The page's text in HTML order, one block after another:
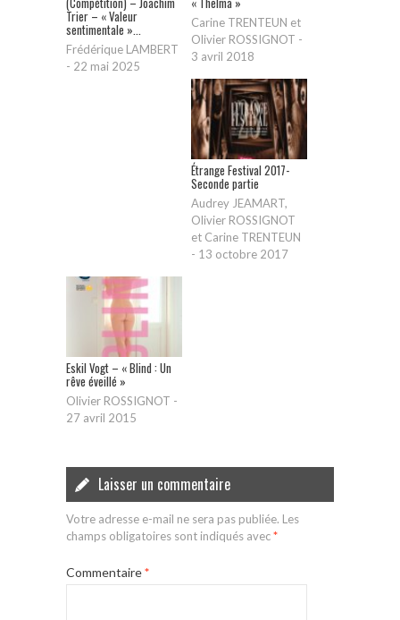
Trier – « Valeur
sentimentale »...
Frédérique LAMBERT
- 22 mai 2025
Carine TRENTEUN et
Olivier ROSSIGNOT -
3 avril 2018
Étrange Festival 2017-
Seconde partie
Audrey JEAMART,
Olivier ROSSIGNOT
et Carine TRENTEUN
- 13 octobre 2017
Eskil Vogt – « Blind : Un
rêve éveillé »
Olivier ROSSIGNOT -
27 avril 2015
Laisser un commentaire
Votre adresse e-mail ne sera pas publiée. Les
champs obligatoires sont indiqués avec*
Commentaire*